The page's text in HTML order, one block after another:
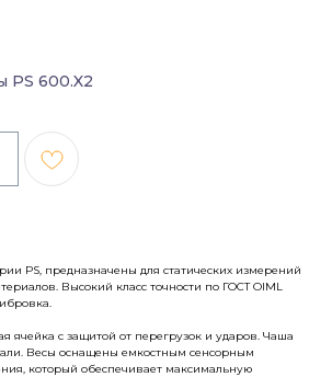
PS 600.X2
PS, предназначены для статических измерений
Высокий класс точности по ГОСТ OIML
ячейка c защитой от перегрузок и ударов. Чаша
Весы оснащены емкостным сенсорным
который обеспечивает максимальную